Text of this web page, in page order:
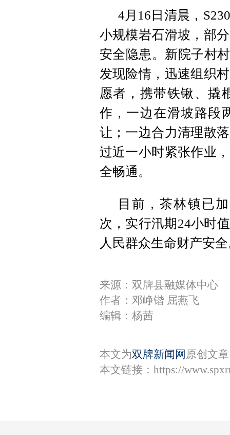
4月16日清晨，
小规模岩石滑坡，部
安全隐患。新院子村
发现险情，迅速组织
愿者，携带铁锹、撬
作，一边在滑坡路段
让；一边合力清理散
过近一小时紧张作业
全畅通。
目前，茶林镇已
次，实行汛期24小时
人民群众生命财产安
来源：双牌县融媒体中心
作者：邓峥锴 屈燕飞
编辑：杨茜
本文为双牌新闻网 原创文
本文链接： https://